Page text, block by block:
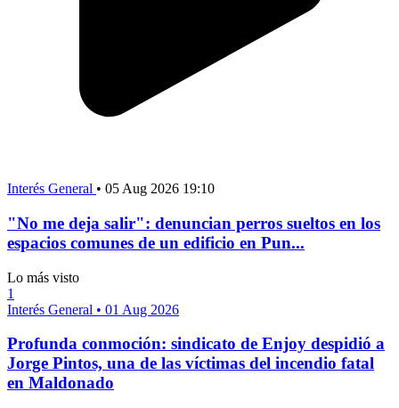
Interés General • 05 Aug 2026 19:10
"No me deja salir": denuncian perros sueltos en los
espacios comunes de un edificio en Pun...
Lo más visto
1
Interés General • 01 Aug 2026
Profunda conmoción: sindicato de Enjoy despidió a
Jorge Pintos, una de las víctimas del incendio fatal
en Maldonado